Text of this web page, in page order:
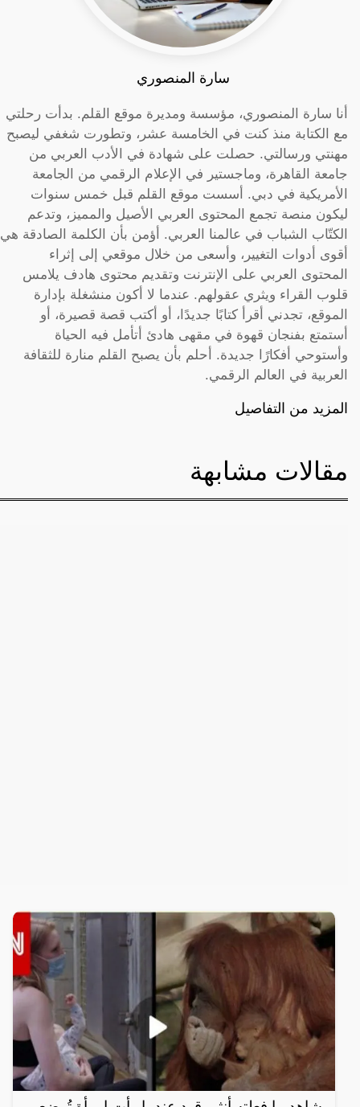
سارة المنصوري
أنا سارة المنصوري، مؤسسة ومديرة موقع القلم. بدأت رحلتي
مع الكتابة منذ كنت في الخامسة عشر، وتطورت شغفي ليصبح
مهنتي ورسالتي. حصلت على شهادة في الأدب العربي من
جامعة القاهرة، وماجستير في الإعلام الرقمي من الجامعة
الأمريكية في دبي. أسست موقع القلم قبل خمس سنوات
ليكون منصة تجمع المحتوى العربي الأصيل والمميز، وتدعم
الكتّاب الشباب في عالمنا العربي. أؤمن بأن الكلمة الصادقة هي
أقوى أدوات التغيير، وأسعى من خلال موقعي إلى إثراء
المحتوى العربي على الإنترنت وتقديم محتوى هادف يلامس
قلوب القراء ويثري عقولهم. عندما لا أكون منشغلة بإدارة
الموقع، تجدني أقرأ كتابًا جديدًا، أو أكتب قصة قصيرة، أو
أستمتع بفنجان قهوة في مقهى هادئ أتأمل فيه الحياة
وأستوحي أفكارًا جديدة. أحلم بأن يصبح القلم منارة للثقافة
العربية في العالم الرقمي.
المزيد من التفاصيل
مقالات مشابهة